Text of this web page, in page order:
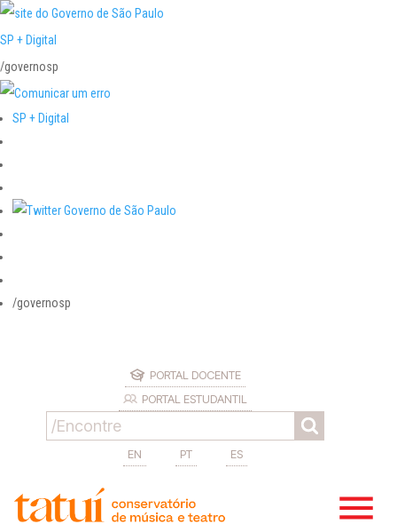
SP + Digital
/governosp
SP + Digital
/governosp
PORTAL DOCENTE
PORTAL ESTUDANTIL
EN PT ES